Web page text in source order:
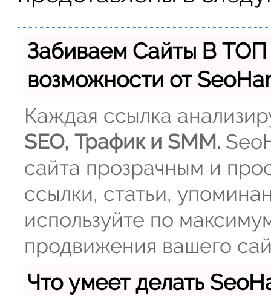
Забиваем Сайты В
возможности от
Каждая ссылка
SEO, Трафик и SMM.
сайта прозрачным и
ссылки, статьи,
используйте по
продвижения вашего
Что умеет делать